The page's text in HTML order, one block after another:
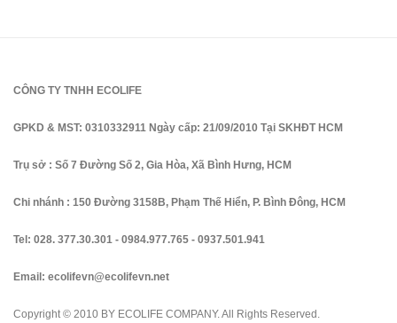
CÔNG TY TNHH ECOLIFE
GPKD & MST: 0310332911 Ngày cấp: 21/09/2010 Tại SKHĐT HCM
Trụ sở : Số 7 Đường Số 2, Gia Hòa, Xã Bình Hưng, HCM
Chi nhánh : 150 Đường 3158B, Phạm Thế Hiển, P. Bình Đông, HCM
Tel: 028. 377.30.301 - 0984.977.765 - 0937.501.941
Email: ecolifevn@ecolifevn.net
Copyright © 2010 BY ECOLIFE COMPANY. All Rights Reserved.